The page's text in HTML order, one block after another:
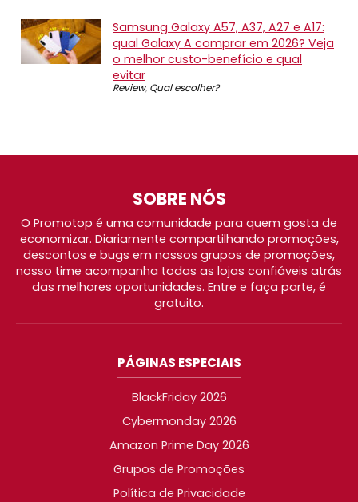
Samsung Galaxy A57, A37, A27 e A17:
qual Galaxy A comprar em 2026? Veja
o melhor custo-benefício e qual
evitar
Review, Qual escolher?
SOBRE NÓS
O Promotop é uma comunidade para quem gosta de
economizar. Diariamente compartilhando promoções,
descontos e bugs em nossos grupos de promoções,
nosso time acompanha todas as lojas confiáveis atrás
das melhores oportunidades. Entre e faça parte, é
gratuito.
PÁGINAS ESPECIAIS
BlackFriday 2026
Cybermonday 2026
Amazon Prime Day 2026
Grupos de Promoções
Política de Privacidade